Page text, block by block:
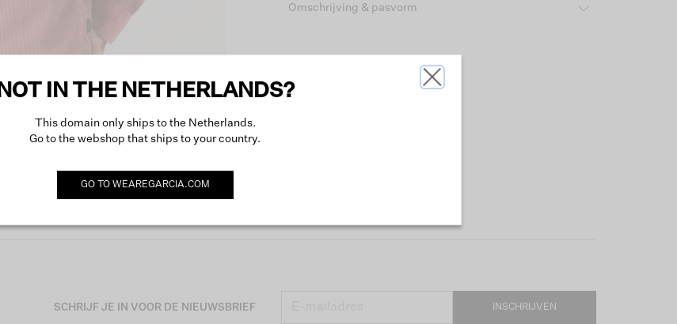
Omschrijving & pasvorm
SCHRIJF JE IN VOOR DE NIEUWSBRIEF INSCHRIJVEN
NOT IN THE NETHERLANDS?
This domain only ships to the Netherlands.
Go to the webshop that ships to your country.
GO TO WEAREGARCIA.COM